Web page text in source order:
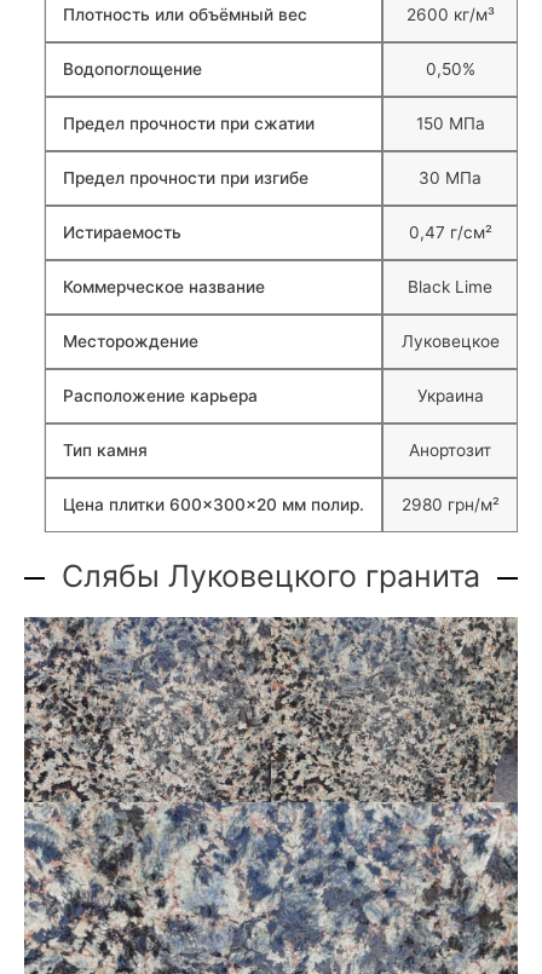
Плотность или объёмный вес 2600 кг/м³
Водопоглощение 0,50%
Предел прочности при сжатии 150 МПа
Предел прочности при изгибе 30 МПа
Истираемость 0,47 г/см²
Коммерческое название Black Lime
Месторождение Луковецкое
Расположение карьера Украина
Тип камня Анортозит
Цена плитки 600×300×20 мм полир. 2980 грн/м²
Слябы Луковецкого гранита